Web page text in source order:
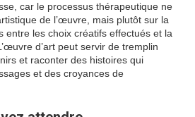
car le processus thérapeutique ne
de l’œuvre, mais plutôt sur la
entre les choix créatifs effectués et la
d’art peut servir de tremplin
et raconter des histoires qui
et des croyances de